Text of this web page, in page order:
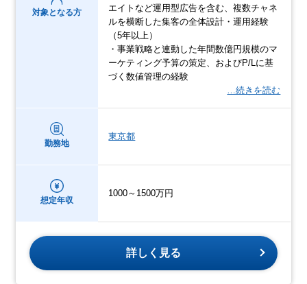
対象となる方
エイトなど運用型広告を含む、複数チャネ
ルを横断した集客の全体設計・運用経験
（5年以上）
・事業戦略と連動した年間数億円規模のマ
ーケティング予算の策定、およびP/Lに基
づく数値管理の経験
…続きを読む
勤務地
東京都
想定年収
1000～1500万円
詳しく見る